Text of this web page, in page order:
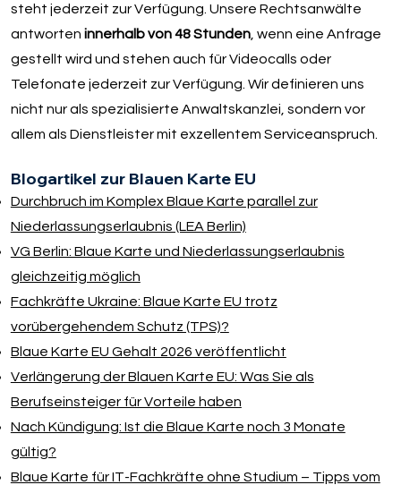
steht jederzeit zur Verfügung. Unsere Rechtsanwälte
antworten innerhalb von 48 Stunden, wenn eine Anfrage
gestellt wird und stehen auch für Videocalls oder
Telefonate jederzeit zur Verfügung. Wir definieren uns
nicht nur als spezialisierte Anwaltskanzlei, sondern vor
allem als Dienstleister mit exzellentem Serviceanspruch.
Blogartikel zur Blauen Karte EU
Durchbruch im Komplex Blaue Karte parallel zur
Niederlassungserlaubnis (LEA Berlin)
VG Berlin: Blaue Karte und Niederlassungserlaubnis
gleichzeitig möglich
Fachkräfte Ukraine: Blaue Karte EU trotz
vorübergehendem Schutz (TPS)?
Blaue Karte EU Gehalt 2026 veröffentlicht
Verlängerung der Blauen Karte EU: Was Sie als
Berufseinsteiger für Vorteile haben
Nach Kündigung: Ist die Blaue Karte noch 3 Monate
gültig?
Blaue Karte für IT-Fachkräfte ohne Studium – Tipps vom